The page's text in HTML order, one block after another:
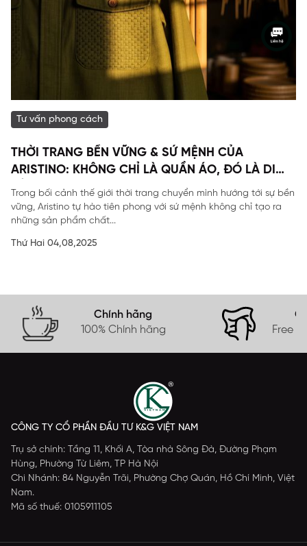
Tư vấn phong cách
THỜI TRANG BỀN VỮNG & SỨ MỆNH CỦA
ARISTINO: KHÔNG CHỈ LÀ QUẦN ÁO, ĐÓ LÀ DI
SẢN
Trong bối cảnh thế giới thời trang chuyển mình hướng tới sự bền
vững, Aristino tự hào tiên phong với sứ mệnh không chỉ tạo ra
những sản phẩm chất...
Thứ Hai 04,08,2025
Chính hãng
100% Chính hãng
Free
CÔNG TY CỔ PHẦN ĐẦU TƯ K&G VIỆT NAM
Trụ sở chính: Tầng 11, Khối A, Tòa nhà Sông Đà, Đường Phạm
Hùng, Phường Từ Liêm, TP Hà Nội
Chi Nhánh: 84 Nguyễn Trãi, Phường Chợ Quán, Hồ Chí Minh, Việt
Nam.
Mã số thuế: 0105911105